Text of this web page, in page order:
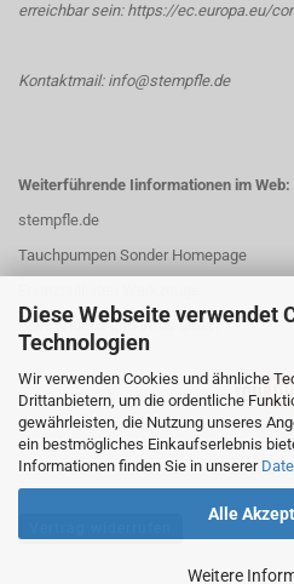
Diese Webseite verwendet
Technologien
Wir verwenden Cookies und ähnliche
Drittanbietern, um die ordentliche
gewährleisten, die Nutzung unseres
ein bestmögliches Einkaufserlebnis
Informationen finden Sie in unserer
Alle
Weitere
erreichbar sein: https://ec.europa.eu/
Kontaktmail: info@stempfle.de
Weiterführende Iinformationen im Web:
stempfle.de
Tauchpumpen Sonder Homepage
Mehr Videos und Infos unter: